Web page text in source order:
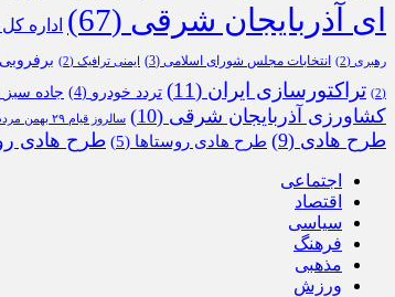
ای آذربایجان شرقی (67) اداره
رهبری (2) انتخابات مجلس شورای اسلامی (3) ایمنی ترافیک (2)
(2) تراکتورسازی ایران (11) تردد خودرو (4) جاده سبز
کشاورزی آذربایجان شرقی (10) سالروز قیام ۲۹ بهمن مردم تبریز
طرح هادی (9) طرح هادی روستاها (5) طرح هادی
اجتماعی
اقتصاد
سیاسی
فرهنگ
مذهبی
ورزش